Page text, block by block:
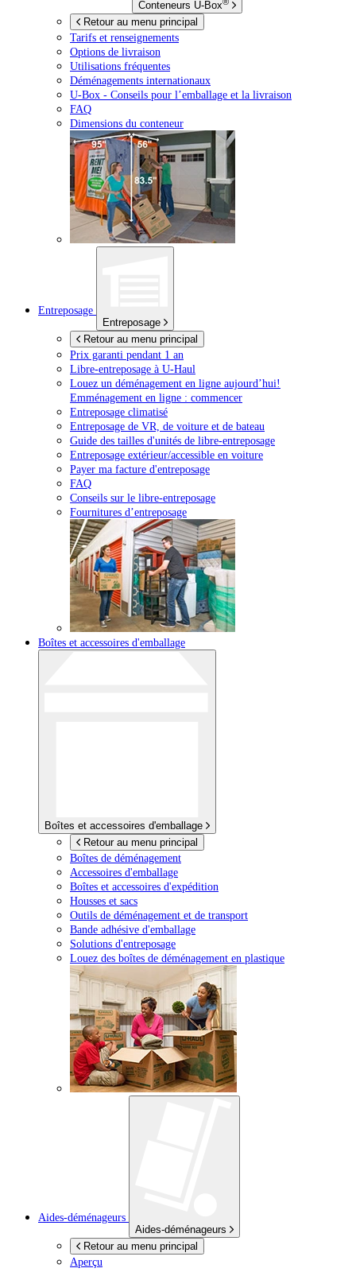
Conteneurs U-Box
Retour au menu principal
Tarifs et renseignements
Options de livraison
Utilisations fréquentes
Déménagements internationaux
U-Box - Conseils pour l’emballage et la livraison
FAQ
Dimensions du conteneur
Entreposage
Entreposage
Retour au menu principal
Prix garanti pendant 1 an
Libre-entreposage à U-Haul
Louez un déménagement en ligne aujourd’hui!
Emménagement en ligne : commencer
Entreposage climatisé
Entreposage de VR, de voiture et de bateau
Guide des tailles d'unités de libre-entreposage
Entreposage extérieur/accessible en voiture
Payer ma facture d'entreposage
FAQ
Conseils sur le libre-entreposage
Fournitures d’entreposage
Boîtes et accessoires d'emballage
Boîtes et accessoires d'emballage
Retour au menu principal
Boîtes de déménagement
Accessoires d'emballage
Boîtes et accessoires d'expédition
Housses et sacs
Outils de déménagement et de transport
Bande adhésive d'emballage
Solutions d'entreposage
Louez des boîtes de déménagement en plastique
Aides-déménageurs
Aides-déménageurs
Retour au menu principal
Aperçu